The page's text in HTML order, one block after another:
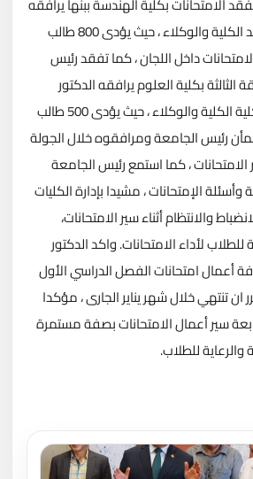
الدكتور السيد على عميد الكلية والوكلاء ، حيث يؤدى 800 طالب
الامتحانات داخل اللجان ، كما تفقد رئيس
الثالثة بكلية العلوم يرافقه الدكتور
لطفى أبوسالم عميد كلية الكلية والوكلاء ، حيث يؤدى 500 طالب
رئيس الجامعة ومرافقوه خلال الجولة
الامتحانات ، كما استمع رئيس الجامعة
الإمتحانات ، مشيدا بإدارة الكليات
والانتظام أثناء سير الامتحانات،
لأداء الامتحانات. واكد الدكتور
أعمال امتحانات الفصل الدراسي الأول
ان تنتهي خلال شهر يناير الجارى ، مؤكدا
سير أعمال الامتحانات بصفة مستمرة
للطلاب.